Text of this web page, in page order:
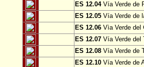
ES 12.04Vía Verde de
ES 12.05 Vía Verde de
ES 12.06 Vìa Verde del
ES 12.07 Vía Verde del
ES 12.08 Vía Verde de
ES 12.10 Vía Verde de